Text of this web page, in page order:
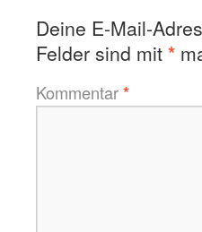
Deine E-Mail-
Felder sind mit *
Kommentar*